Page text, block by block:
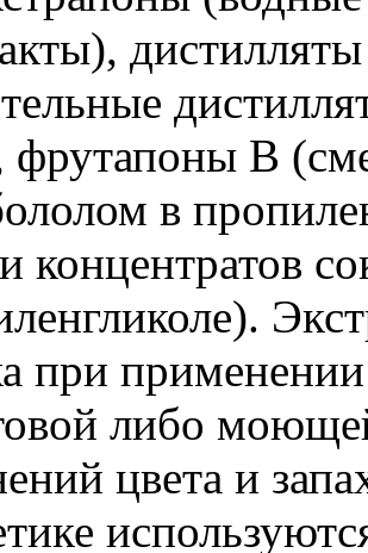
фрутапоны В
в
концентратов
при
либо
цвета и